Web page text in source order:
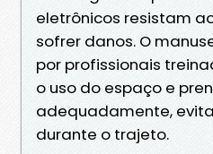
eletrônicos resistam
sofrer danos. O
por profissionais
o uso do espaço e
adequadamente,
durante o trajeto.